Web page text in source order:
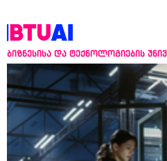
ბიზნესისა და ტექნოლოგიების